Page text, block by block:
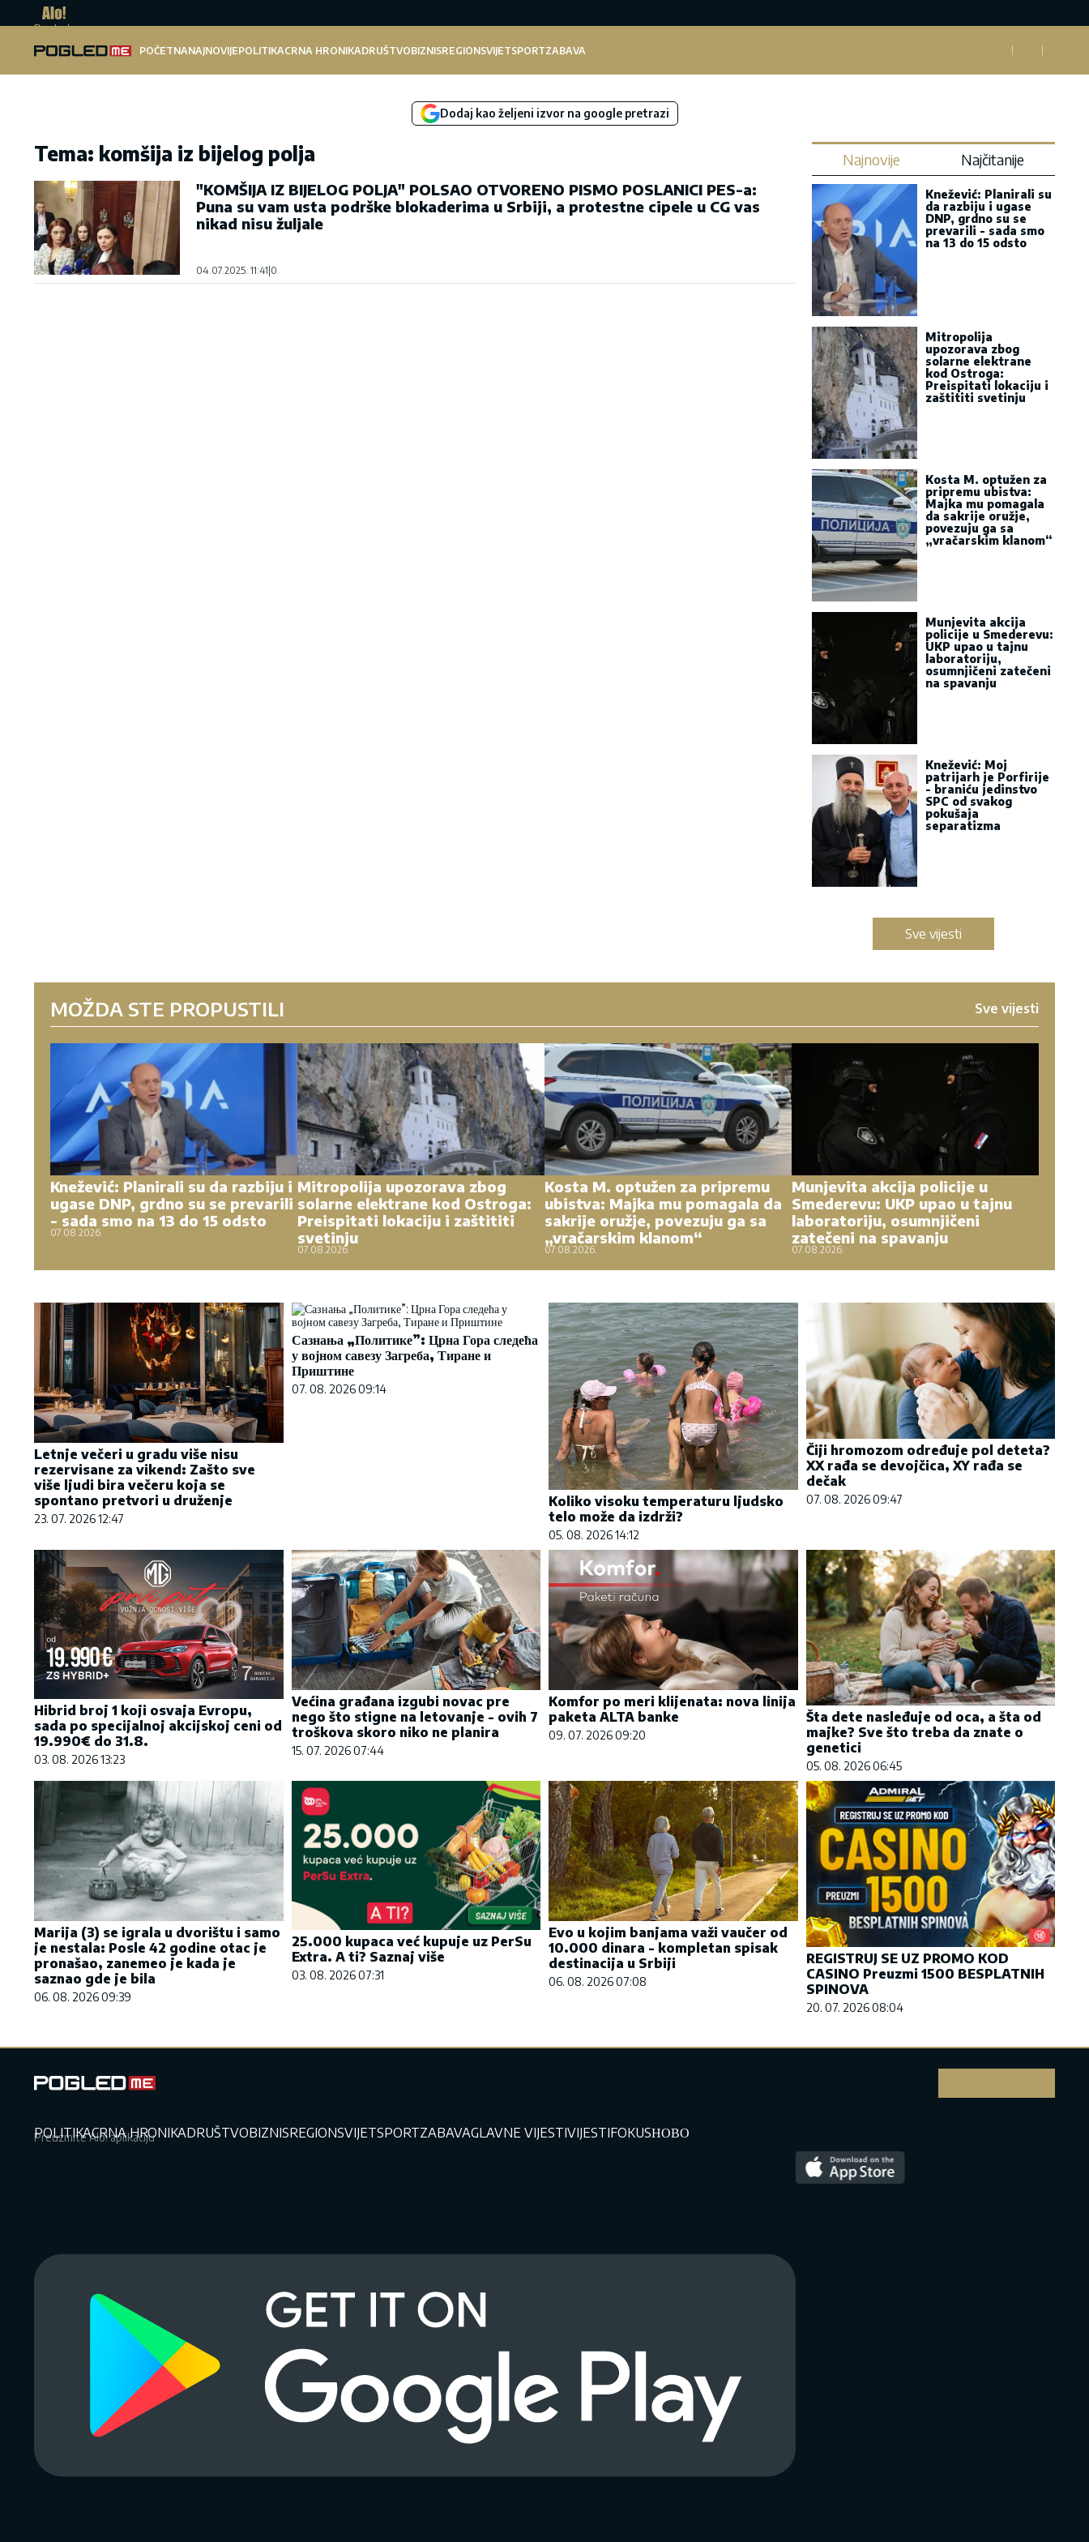
Pogled.me
POČETNANAJNOVIJEPOLITIKACRNA HRONIKADRUŠTVOBIZNISREGIONSVIJETSPORTZABAVA
Dodaj kao željeni izvor na google pretrazi
Tema: komšija iz bijelog polja
"KOMŠIJA IZ BIJELOG POLJA" POLSAO OTVORENO PISMO POSLANICI PES-a:
Puna su vam usta podrške blokaderima u Srbiji, a protestne cipele u CG vas
nikad nisu žuljale
04.07.2025. 11:41 0
Najnovije Najčitanije
Knežević: Planirali su
da razbiju i ugase
DNP, grdno su se
prevarili - sada smo
na 13 do 15 odsto
Mitropolija
upozorava zbog
solarne elektrane
kod Ostroga:
Preispitati lokaciju i
zaštititi svetinju
Kosta M. optužen za
pripremu ubistva:
Majka mu pomagala
da sakrije oružje,
povezuju ga sa
„vračarskim klanom“
Munjevita akcija
policije u Smederevu:
UKP upao u tajnu
laboratoriju,
osumnjičeni zatečeni
na spavanju
Knežević: Moj
patrijarh je Porfirije
- braniću jedinstvo
SPC od svakog
pokušaja
separatizma
Sve vijesti
MOŽDA STE PROPUSTILI Sve vijesti
Knežević: Planirali su da razbiju i
ugase DNP, grdno su se prevarili
- sada smo na 13 do 15 odsto
07.08.2026.
Mitropolija upozorava zbog
solarne elektrane kod Ostroga:
Preispitati lokaciju i zaštititi
svetinju
07.08.2026.
Kosta M. optužen za pripremu
ubistva: Majka mu pomagala da
sakrije oružje, povezuju ga sa
„vračarskim klanom“
07.08.2026.
Munjevita akcija policije u
Smederevu: UKP upao u tajnu
laboratoriju, osumnjičeni
zatečeni na spavanju
07.08.2026.
Letnje večeri u gradu više nisu
rezervisane za vikend: Zašto sve
više ljudi bira večeru koja se
spontano pretvori u druženje
23. 07. 2026 12:47
Сазнања „Политике”: Црна Гора следећа
у војном савезу Загреба, Тиране и
Приштине
07. 08. 2026 09:14
Koliko visoku temperaturu ljudsko
telo može da izdrži?
05. 08. 2026 14:12
Čiji hromozom određuje pol deteta?
XX rađa se devojčica, XY rađa se
dečak
07. 08. 2026 09:47
Hibrid broj 1 koji osvaja Evropu,
sada po specijalnoj akcijskoj ceni od
19.990€ do 31.8.
03. 08. 2026 13:23
Većina građana izgubi novac pre
nego što stigne na letovanje - ovih 7
troškova skoro niko ne planira
15. 07. 2026 07:44
Komfor po meri klijenata: nova linija
paketa ALTA banke
09. 07. 2026 09:20
Šta dete nasleđuje od oca, a šta od
majke? Sve što treba da znate o
genetici
05. 08. 2026 06:45
Marija (3) se igrala u dvorištu i samo
je nestala: Posle 42 godine otac je
pronašao, zanemeo je kada je
saznao gde je bila
06. 08. 2026 09:39
25.000 kupaca već kupuje uz PerSu
Extra. A ti? Saznaj više
03. 08. 2026 07:31
Evo u kojim banjama važi vaučer od
10.000 dinara - kompletan spisak
destinacija u Srbiji
06. 08. 2026 07:08
REGISTRUJ SE UZ PROMO KOD
CASINO Preuzmi 1500 BESPLATNIH
SPINOVA
20. 07. 2026 08:04
POLITIKACRNA HRONIKADRUŠTVOBIZNISREGIONSVIJETSPORTZABAVAGLAVNE VIJESTIVIJESTIFOKUSНОВО
Preuzmite Alo! aplikaciju